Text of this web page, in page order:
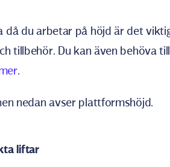
då du arbetar på höjd är det
tillbehör. Du kan även behöva
.
nedan avser plattformshöjd.
liftar